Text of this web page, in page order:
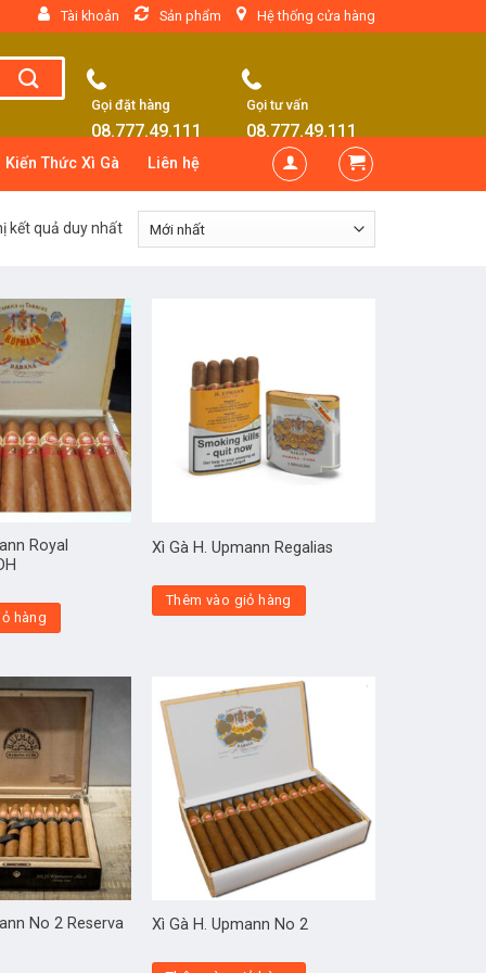
Tài khoản Sản phẩm Hệ thống cửa hàng
Gọi đặt hàng
08.777.49.111
Gọi tư vấn
08.777.49.111
Kiến Thức Xì Gà Liên hệ
kết quả duy nhất
Royal
hàng
Xì Gà H. Upmann Regalias
Thêm vào giỏ hàng
No 2 Reserva Xì Gà H. Upmann No 2